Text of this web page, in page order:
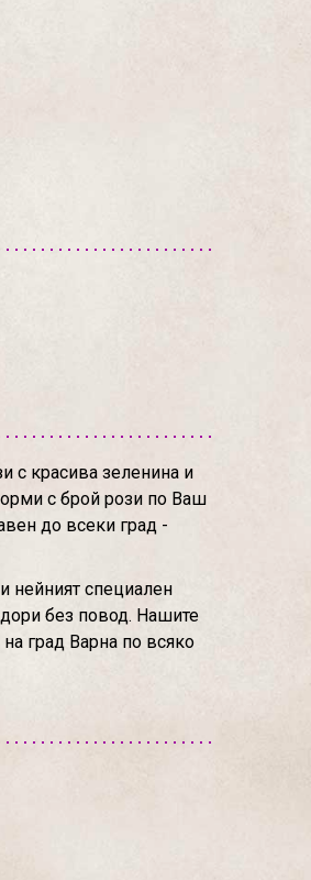
с красива зеленина и
с брой рози по Ваш
до всеки град -
нейният специален
без повод. Нашите
град Варна по всяко